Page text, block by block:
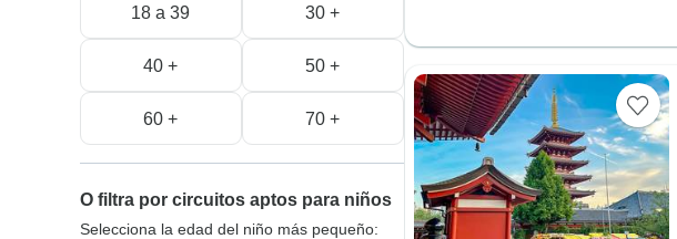
18 a 39 30 +
40 + 50 +
60 + 70 +
O filtra por circuitos aptos para niños
Selecciona la edad del niño más pequeño: